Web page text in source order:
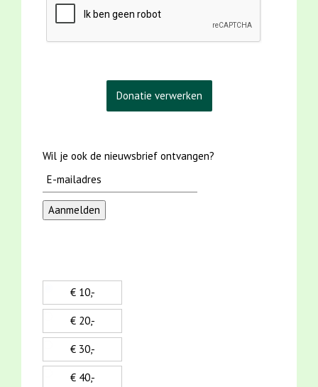
Wil je ook de nieuwsbrief ontvangen?
€ 10,-
€ 20,-
€ 30,-
€ 40,-